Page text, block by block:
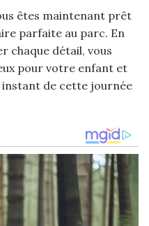
êtes maintenant prêt
parfaite au parc. En
chaque détail, vous
pour votre enfant et
instant de cette journée